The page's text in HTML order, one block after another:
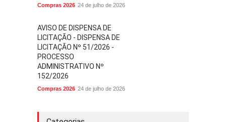
Compras 2026 24 de julho de 2026
AVISO DE DISPENSA DE
LICITAÇÃO - DISPENSA DE
LICITAÇÃO Nº 51/2026 -
PROCESSO
ADMINISTRATIVO Nº
152/2026
Compras 2026 24 de julho de 2026